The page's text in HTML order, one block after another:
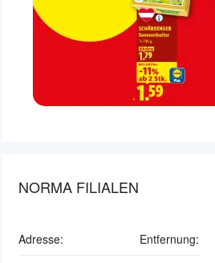
NORMA FILIALEN
Adresse: Entfernung: